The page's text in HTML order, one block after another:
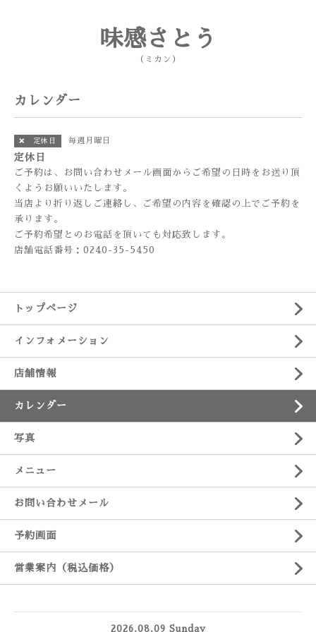
味感さとう
（ミカン）
カレンダー
❌ 定休日 毎週月曜日
定休日
ご予約は、お問い合わせメール画面からご希望の日時をお送り頂
くようお願いいたします。
当店より折り返しご連絡し、ご希望の内容を確認の上でご予約を
承ります。
ご予約希望とのお電話を頂いても対応致します。
店舗電話番号：0240-35-5450
トップページ
インフォメーション
店舗情報
カレンダー
写真
メニュー
お問い合わせメール
予約画面
営業案内（税込価格）
2026.08.09 Sunday